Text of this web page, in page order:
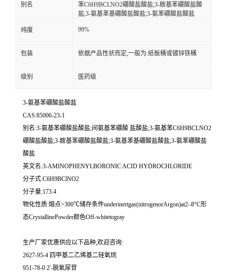
别名
苯C6H9BCLNO2硼酸盐酸盐;3-胺基苯硼酸盐酸
盐;3-氨基苯基硼酸盐酸盐;3-氨苯硼酸盐酸盐
纯度 99%
包装 依据产品性状而定,一般为:纸板桶或镀锌铁桶
级别 医药级
3-氨基苯硼酸盐酸盐
CAS:85006-23-1
别名:3-氨基苯硼酸盐酸盐;间氨基苯硼酸 盐酸盐;3-氨基苯C6H9BCLNO2
硼酸盐酸盐;3-胺基苯硼酸盐酸盐;3-氨基苯基硼酸盐酸盐;3-氨苯硼酸盐
酸盐
英文名:3-AMINOPHENYLBORONIC ACID HYDROCHLORIDE
分子式:C6H9BClNO2
分子量:173.4
物化性质:熔点>300℃储存条件underinertgas(nitrogenorArgon)at2–8°C形
态CrystallinePowder颜色Off-whitetogray
生产厂家优惠供应以下品种,欢迎咨询:
2627-95-4 四甲基二乙烯基二硅氧烷
951-78-0 2'-脱氧尿苷